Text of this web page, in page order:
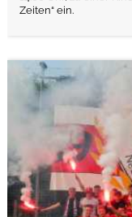
Zeiten“ ein.